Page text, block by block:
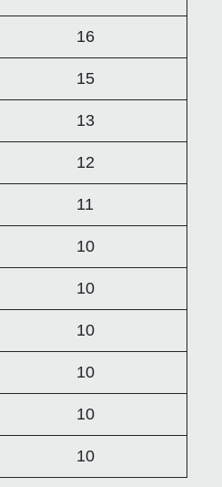
16
15
13
12
11
10
10
10
10
10
10